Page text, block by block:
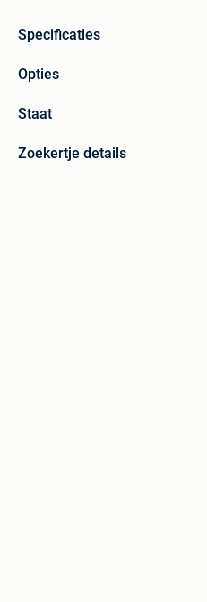
Specificaties
Opties
Staat
Zoekertje details